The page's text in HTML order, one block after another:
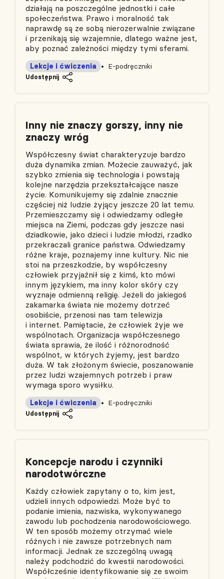
działają na poszczególne jednostki i całe
społeczeństwa. Prawo i moralność tak
naprawdę są ze sobą nierozerwalnie związane
i przenikają się wzajemnie, dlatego ważne jest,
aby poznać zależności między tymi sferami.
E-podręczniki
Lekcje i ćwiczenia
Udostępnij
Inny nie znaczy gorszy, inny nie
znaczy wróg
Współczesny świat charakteryzuje bardzo
duża dynamika zmian. Możecie zauważyć, jak
szybko zmienia się technologia i powstają
kolejne narzędzia przekształcające nasze
życie. Komunikujemy się zdalnie znacznie
częściej niż ludzie żyjący jeszcze 20 lat temu.
Przemieszczamy się i odwiedzamy odległe
miejsca na Ziemi, podczas gdy jeszcze nasi
dziadkowie, jako dzieci i ludzie młodzi, rzadko
przekraczali granice państwa. Odwiedzamy
różne kraje, poznajemy inne kultury. Nic nie
stoi na przeszkodzie, by współczesny
człowiek przyjaźnił się z kimś, kto mówi
innym językiem, ma inny kolor skóry czy
wyznaje odmienną religię. Jeżeli do jakiegoś
zakamarka świata nie możemy dotrzeć
osobiście, przenosi nas tam telewizja
i internet. Pamiętacie, że człowiek żyje we
wspólnotach. Organizacja współczesnego
świata sprawia, że ilość i różnorodność
wspólnot, w których żyjemy, jest bardzo
duża. W tak złożonym świecie, poszanowanie
przez ludzi wzajemnych potrzeb i praw
wymaga sporo wysiłku.
E-podręczniki
Lekcje i ćwiczenia
Udostępnij
Koncepcje narodu i czynniki
narodotwórczne
Każdy człowiek zapytany o to, kim jest,
udzieli innych odpowiedzi. Może być to
podanie imienia, nazwiska, wykonywanego
zawodu lub pochodzenia narodowościowego.
W ten sposób możemy otrzymać wiele
różnych i nie zawsze potrzebnych nam
informacji. Jednak ze szczególną uwagą
należy podchodzić do kwestii narodowości.
Współcześnie identyfikowanie się ze swoim